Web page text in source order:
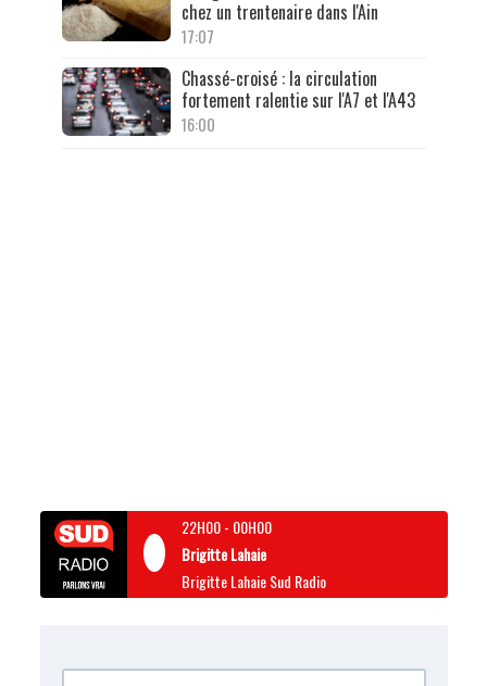
chez un trentenaire dans l'Ain
17:07
Chassé-croisé : la circulation
fortement ralentie sur l'A7 et l'A43
16:00
22H00- 00H00
Brigitte Lahaie
Brigitte Lahaie Sud Radio